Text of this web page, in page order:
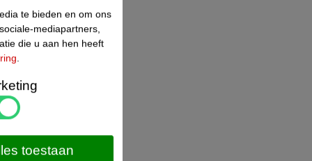
status :
en ontvang z.s.m.
€ 269,00 ex. btw
€ 325,49
te bieden en om ons
mediapartners,
die u aan hen heeft
.
toestaan